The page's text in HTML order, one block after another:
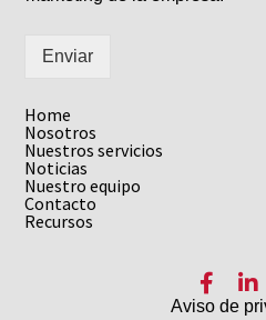
Enviar
Home
Nosotros
Nuestros servicios
Noticias
Nuestro equipo
Contacto
Recursos
Aviso de